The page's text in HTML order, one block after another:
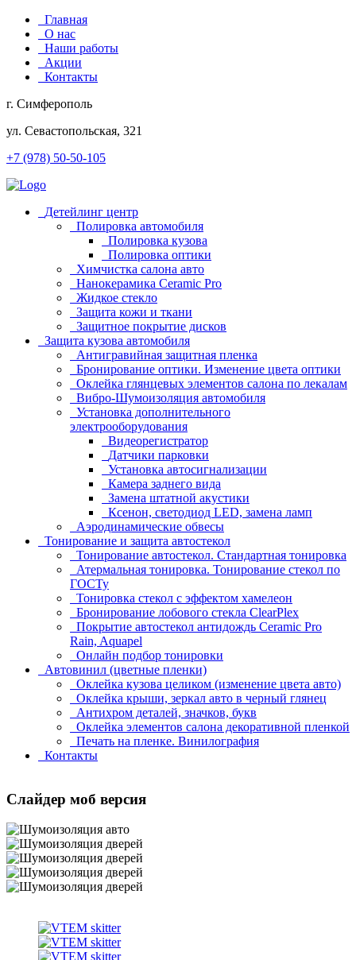
Главная
О нас
Наши работы
Акции
Контакты
г. Симферополь
ул. Севастопольская, 321
+7 (978) 50-50-105
Детейлинг центр
Полировка автомобиля
Полировка кузова
Полировка оптики
Химчистка салона авто
Нанокерамика Ceramic Pro
Жидкое стекло
Защита кожи и ткани
Защитное покрытие дисков
Защита кузова автомобиля
Антигравийная защитная пленка
Бронирование оптики. Изменение цвета оптики
Оклейка глянцевых элементов салона по лекалам
Вибро-Шумоизоляция автомобиля
Установка дополнительного
электрооборудования
Видеорегистратор
Датчики парковки
Установка автосигнализации
Камера заднего вида
Замена штатной акустики
Ксенон, светодиод LED, замена ламп
Аэродинамические обвесы
Тонирование и защита автостекол
Тонирование автостекол. Стандартная тонировка
Атермальная тонировка. Тонирование стекол по
ГОСТу
Тонировка стекол с эффектом хамелеон
Бронирование лобового стекла ClearPlex
Покрытие автостекол антидождь Ceramic Pro
Rain, Aquapel
Онлайн подбор тонировки
Автовинил (цветные пленки)
Оклейка кузова целиком (изменение цвета авто)
Оклейка крыши, зеркал авто в черный глянец
Антихром деталей, значков, букв
Оклейка элементов салона декоративной пленкой
Печать на пленке. Винилография
Контакты
Слайдер моб версия